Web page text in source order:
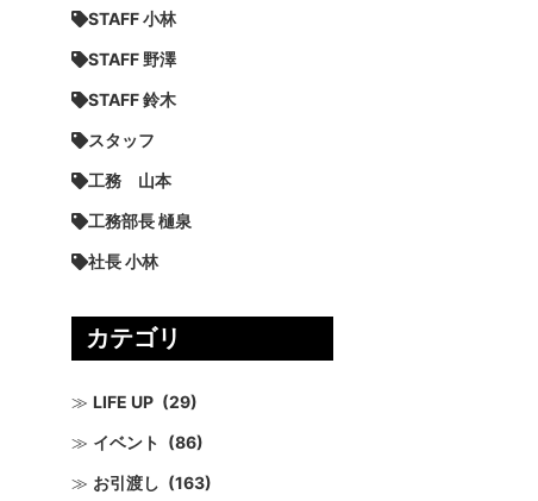
STAFF 小林
STAFF 野澤
STAFF 鈴木
スタッフ
工務 山本
工務部長 樋泉
社長 小林
カテゴリ
LIFE UP (29)
イベント (86)
お引渡し (163)